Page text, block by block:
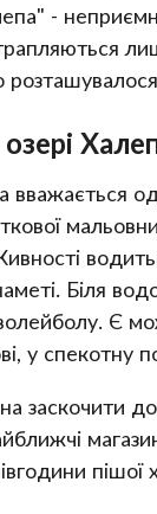
-
Біля
Є
у спекотну
до
пішої